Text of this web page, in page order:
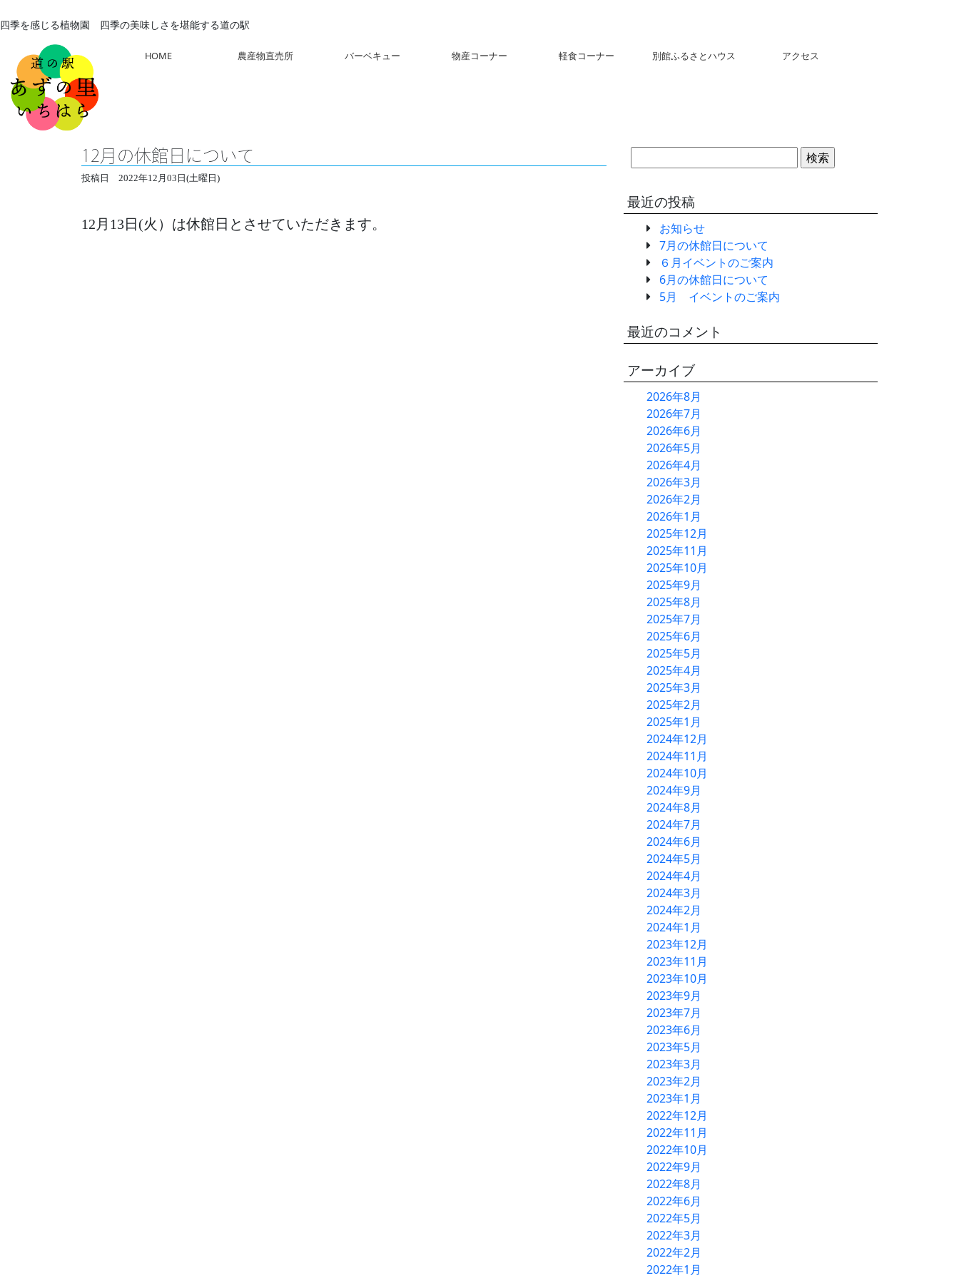
四季を感じる植物園 四季の美味しさを堪能する道の駅
HOME 農産物直売所 バーベキュー 物産コーナー 軽食コーナー 別館ふるさとハウス アクセス
12月の休館日について
投稿日 2022年12月03日(土曜日)
12月13日(火）は休館日とさせていただきます。
最近の投稿
お知らせ
7月の休館日について
６月イベントのご案内
6月の休館日について
5月 イベントのご案内
最近のコメント
アーカイブ
2026年8月
2026年7月
2026年6月
2026年5月
2026年4月
2026年3月
2026年2月
2026年1月
2025年12月
2025年11月
2025年10月
2025年9月
2025年8月
2025年7月
2025年6月
2025年5月
2025年4月
2025年3月
2025年2月
2025年1月
2024年12月
2024年11月
2024年10月
2024年9月
2024年8月
2024年7月
2024年6月
2024年5月
2024年4月
2024年3月
2024年2月
2024年1月
2023年12月
2023年11月
2023年10月
2023年9月
2023年7月
2023年6月
2023年5月
2023年3月
2023年2月
2023年1月
2022年12月
2022年11月
2022年10月
2022年9月
2022年8月
2022年6月
2022年5月
2022年3月
2022年2月
2022年1月